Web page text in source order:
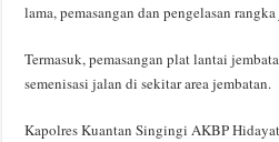
lama, pemasangan dan pengelasan
Termasuk, pemasangan plat lantai
semenisasi jalan di sekitar area jembatan.
Kapolres Kuantan Singingi AKBP